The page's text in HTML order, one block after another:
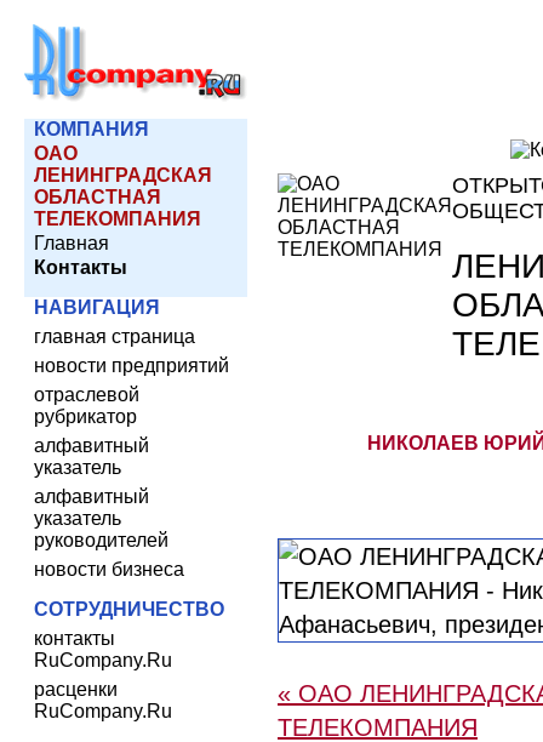
КОМПАНИЯ
ОАО
ЛЕНИНГРАДСКАЯ
ОБЛАСТНАЯ
ТЕЛЕКОМПАНИЯ
Главная
Контакты
НАВИГАЦИЯ
главная страница
новости предприятий
отраслевой
рубрикатор
алфавитный
указатель
алфавитный
указатель
руководителей
новости бизнеса
СОТРУДНИЧЕСТВО
контакты
RuCompany.Ru
расценки
RuCompany.Ru
НИКОЛАЕВ
« ОАО
ТЕЛЕКОМПАНИЯ